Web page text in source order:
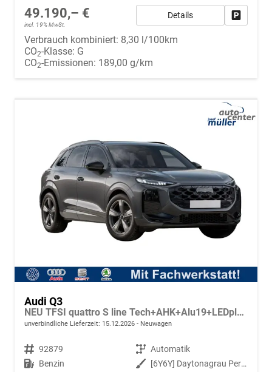
49.190,– €
incl. 19% MwSt.
Details
Verbrauch kombiniert: 8,30 l/100km
CO2-Klasse: G
CO2-Emissionen: 189,00 g/km
Audi Q3
NEU TFSI quattro S line Tech+AHK+Alu19+LEDplus+KlimaPlus+ExtSchwarz
unverbindliche Lieferzeit: 15.12.2026 Neuwagen
Fahrzeugnr. 92879 Getriebe Automatik
Kraftstoff Benzin Außenfarbe
[6Y6Y] Daytonagrau Perleffekt